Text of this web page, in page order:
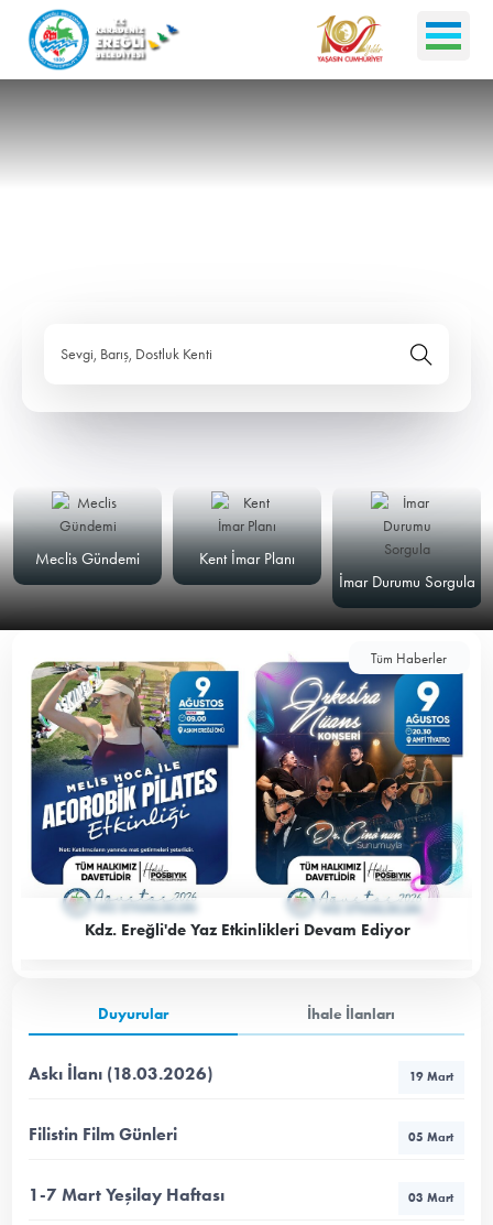
Sevgi, Barış, Dostluk Kenti
Meclis Gündemi
Kent İmar Planı
İmar Durumu Sorgula
Tüm Haberler
Kdz. Ereğli'de Yaz Etkinlikleri Devam Ediyor
Duyurular İhale İlanları
Askı İlanı (18.03.2026) 19 Mart
Filistin Film Günleri 05 Mart
1-7 Mart Yeşilay Haftası 03 Mart